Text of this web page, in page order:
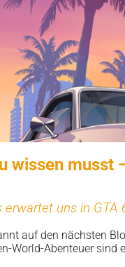
wissen musst
erwartet uns in GTA
auf den nächsten
World-Abenteuer